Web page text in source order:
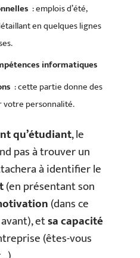
: emplois d’été,
en quelques lignes
informatiques
: cette partie donne des
votre personnalité.
qu’étudiant, le
pas à trouver un
à identifier le
(en présentant son
(dans ce
etsa capacité
(êtes-vous